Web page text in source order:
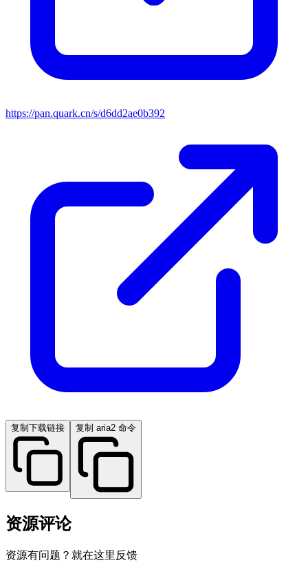
https://pan.quark.cn/s/d6dd2ae0b392
复制下载链接 复制 aria2 命令
资源评论
资源有问题？就在这里反馈